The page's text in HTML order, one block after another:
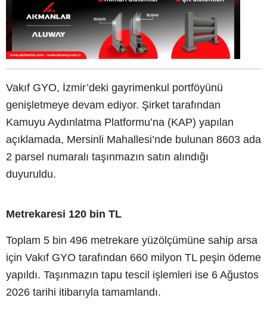
Vakıf GYO, İzmir’deki gayrimenkul portföyünü
genişletmeye devam ediyor. Şirket tarafından
Kamuyu Aydınlatma Platformu’na (KAP) yapılan
açıklamada, Mersinli Mahallesi’nde bulunan 8603 ada
2 parsel numaralı taşınmazın satın alındığı
duyuruldu.
Metrekaresi 120 bin TL
Toplam 5 bin 496 metrekare yüzölçümüne sahip arsa
için Vakıf GYO tarafından 660 milyon TL peşin ödeme
yapıldı. Taşınmazın tapu tescil işlemleri ise 6 Ağustos
2026 tarihi itibarıyla tamamlandı.